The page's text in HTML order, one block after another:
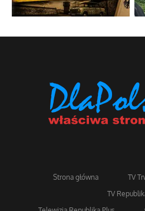
Strona główna TV
TV